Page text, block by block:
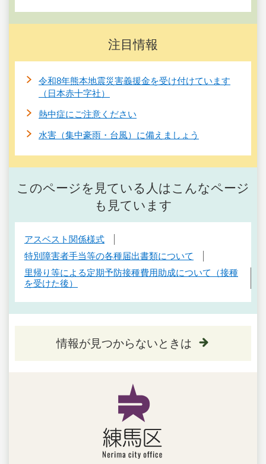
注目情報
令和8年熊本地震災害義援金を受け付けています
（日本赤十字社）
熱中症にご注意ください
水害（集中豪雨・台風）に備えましょう
このページを見ている人はこんなページ
も見ています
アスベスト関係様式
特別障害者手当等の各種届出書類について
里帰り等による定期予防接種費用助成について（接種
を受けた後）
情報が見つからないときは